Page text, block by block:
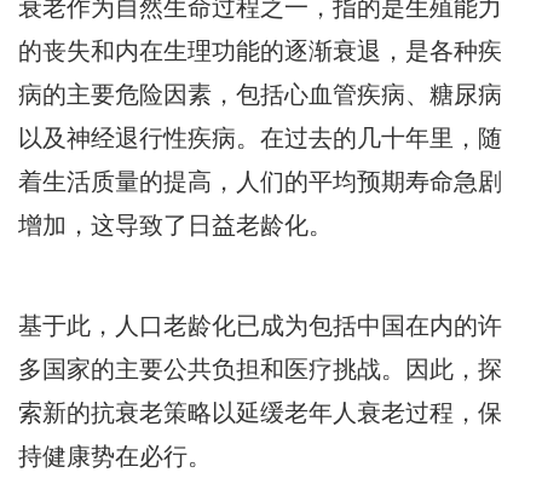
衰老作为自然生命过程之一，指的是生殖能力
的丧失和内在生理功能的逐渐衰退，是各种疾
病的主要危险因素，包括心血管疾病、糖尿病
以及神经退行性疾病。在过去的几十年里，随
着生活质量的提高，人们的平均预期寿命急剧
增加，这导致了日益老龄化。
基于此，人口老龄化已成为包括中国在内的许
多国家的主要公共负担和医疗挑战。因此，探
索新的抗衰老策略以延缓老年人衰老过程，保
持健康势在必行。